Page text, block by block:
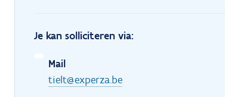
Je kan solliciteren via:
Mail
tielt@experza.be